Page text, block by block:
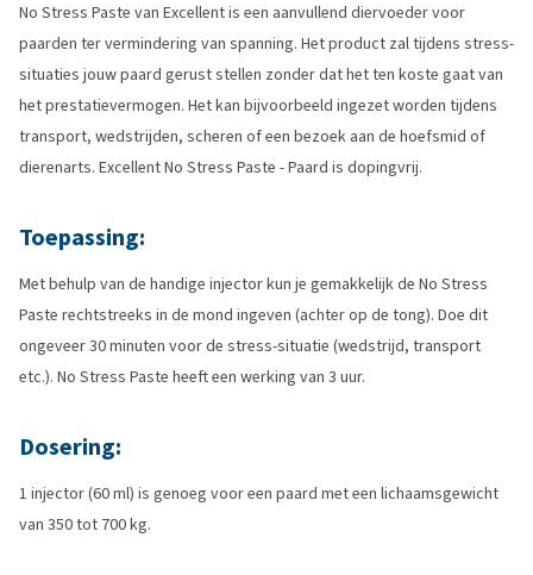
No Stress Paste van Excellent is een aanvullend diervoeder voor
paarden ter vermindering van spanning. Het product zal tijdens stress-
situaties jouw paard gerust stellen zonder dat het ten koste gaat van
het prestatievermogen. Het kan bijvoorbeeld ingezet worden tijdens
transport, wedstrijden, scheren of een bezoek aan de hoefsmid of
dierenarts. Excellent No Stress Paste - Paard is dopingvrij.
Toepassing:
Met behulp van de handige injector kun je gemakkelijk de No Stress
Paste rechtstreeks in de mond ingeven (achter op de tong). Doe dit
ongeveer 30 minuten voor de stress-situatie (wedstrijd, transport
etc.). No Stress Paste heeft een werking van 3 uur.
Dosering:
1 injector (60 ml) is genoeg voor een paard met een lichaamsgewicht
van 350 tot 700 kg.